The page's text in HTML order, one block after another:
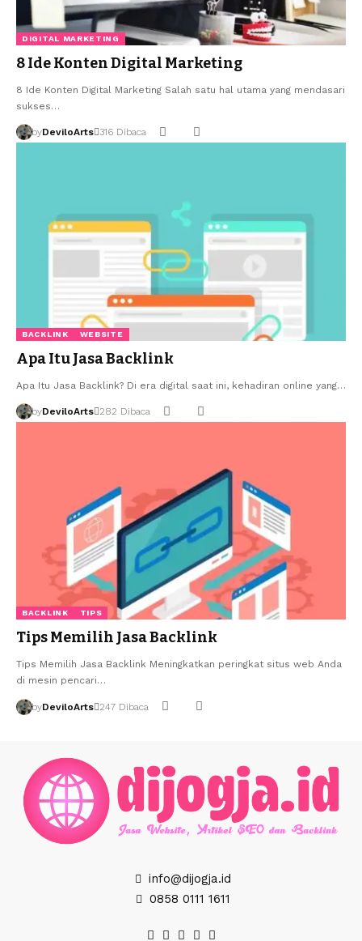
DIGITAL MARKETING
8 Ide Konten Digital Marketing
8 Ide Konten Digital Marketing Salah satu hal utama yang mendasari
sukses…
byDeviloArts 316 Dibaca
BACKLINK WEBSITE
Apa Itu Jasa Backlink
Apa Itu Jasa Backlink? Di era digital saat ini, kehadiran online yang…
byDeviloArts 282 Dibaca
BACKLINK TIPS
Tips Memilih Jasa Backlink
Tips Memilih Jasa Backlink Meningkatkan peringkat situs web Anda
di mesin pencari…
byDeviloArts 247 Dibaca
info@dijogja.id
0858 0111 1611